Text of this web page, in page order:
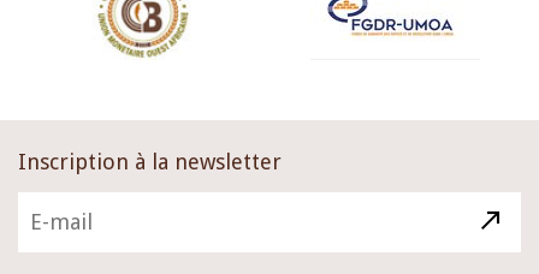
Inscription à la newsletter